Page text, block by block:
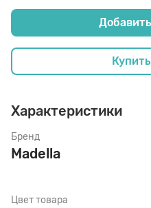
Характеристики
Бренд
Madella
Цвет товара
Растяжитель и